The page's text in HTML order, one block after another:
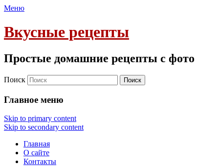
Меню
Вкусные рецепты
Простые домашние рецепты с фото
Поиск
Главное меню
Skip to primary content
Skip to secondary content
Главная
О сайте
Контакты